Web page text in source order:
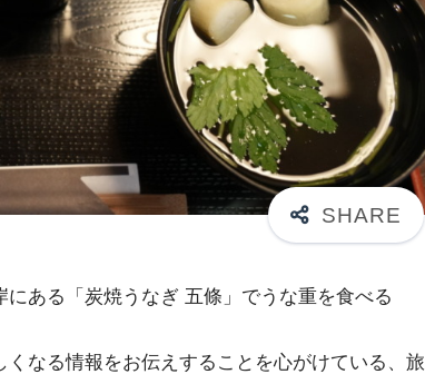
ある「炭焼うなぎ 五條」でうな重を食べる
なる情報をお伝えすることを心がけている、旅